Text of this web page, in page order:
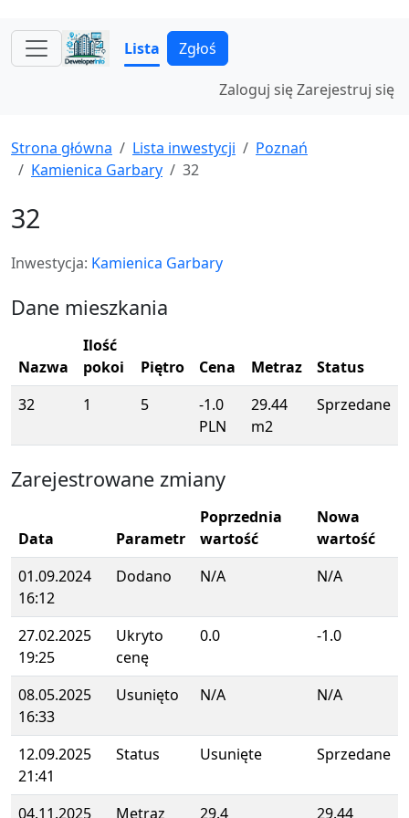
Lista Zgłoś
Zaloguj sięZarejestruj się
Strona główna Lista inwestycji
Poznań
Kamienica Garbary
32
32
Inwestycja: Kamienica Garbary
Dane mieszkania
Nazwa
Ilość
pokoi
Piętro Cena Metraz
Status
32
1 5
-1.0
PLN
29.44
m2
Sprzedane
Zarejestrowane zmiany
Data Parametr
Poprzednia
wartość
Nowa
wartość
01.09.2024
16:12
Dodano N/A N/A
27.02.2025
19:25
Ukryto
cenę
0.0 -1.0
08.05.2025
16:33
Usunięto N/A N/A
12.09.2025
21:41
Status Usunięte Sprzedane
04.11.2025 Metraz 29.4 29.44